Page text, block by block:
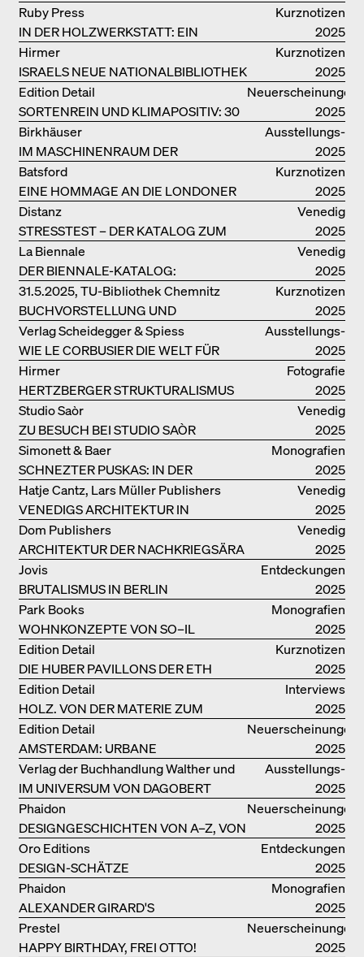
KOLONIALERBE IN CHINA
Kurznotizen
IN DER HOLZWERKSTATT: EIN
HANDBUCH
Ruby Press
2025
Kurznotizen
ISRAELS NEUE NATIONALBIBLIOTHEK
Hirmer
2025
Neuerscheinungen
SORTENREIN UND KLIMAPOSITIV: 30
VORBILDLICHE
HOLZKONSTRUKTIONEN
Edition Detail
2025
Ausstellungs­
kataloge
IM MASCHINENRAUM DER
ARCHITEKTUR
Birkhäuser
2025
Kurznotizen
EINE HOMMAGE AN DIE LONDONER
SOUTH BANK
Batsford
2025
Venedig
STRESSTEST – DER KATALOG ZUM
DEUTSCHEN PAVILLON IN VENEDIG
Distanz
2025
Venedig
DER BIENNALE-KATALOG:
INTELLIGENS. NATURAL. ARTIFICIAL.
COLLECTIVE
La Biennale
2025
Kurznotizen
BUCHVORSTELLUNG UND
PODIUMSDISKUSSION FREI OTTO
31.5.2025, TU-Bibliothek Chemnitz
2025
Ausstellungs­
kataloge
WIE LE CORBUSIER DIE WELT FÜR
SICH ORDNET
Verlag Scheidegger & Spiess
2025
Fotografie
HERTZBERGER STRUKTURALISMUS
Hirmer
2025
Venedig
ZU BESUCH BEI STUDIO SAÒR
Studio Saòr
2025
Monografien
SCHNEZTER PUSKAS: IN DER
DRITTEN GENERATION
Simonett & Baer
2025
Venedig
VENEDIGS ARCHITEKTUR IN
ELEMENTEN UND DIE STADT ALS
REALITÄT
Hatje Cantz, Lars Müller Publishers
2025
Venedig
ARCHITEKTUR DER NACHKRIEGSÄRA
IN VENEDIG
Dom Publishers
2025
Entdeckungen
BRUTALISMUS IN BERLIN
Jovis
2025
Monografien
WOHNKONZEPTE VON SO–IL
Park Books
2025
Kurznotizen
DIE HUBER PAVILLONS DER ETH
ZÜRICH – WIEDERVERWENDET!
Edition Detail
2025
Interviews
HOLZ. VON DER MATERIE ZUM
GEBAUTEN
Edition Detail
2025
Neuerscheinungen
AMSTERDAM: URBANE
ARCHITEKTUR UND LEBENSRÄUME
Edition Detail
2025
Ausstellungs­
kataloge
IM UNIVERSUM VON DAGOBERT
PECHE
Verlag der Buchhandlung Walther und
Franz König
2025
Neuerscheinungen
DESIGNGESCHICHTEN VON A–Z, VON
GAE AULENTI BIS ZU SORI YANAGI
Phaidon
2025
Entdeckungen
DESIGN-SCHÄTZE
WIEDERENTDECKT: FINN JUHLS
CHIEFTAIN CHAIR
Oro Editions
2025
Monografien
ALEXANDER GIRARD'S
OPTIMISTISCHE ENTWÜRFE
Phaidon
2025
Neuerscheinungen
HAPPY BIRTHDAY, FREI OTTO!
Prestel
2025